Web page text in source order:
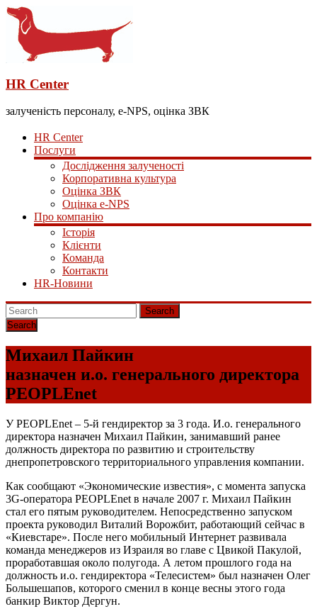
HR Center
залученість персоналу, e-NPS, оцінка ЗВК
HR Center
Послуги
Дослідження залученості
Корпоративна культура
Оцінка ЗВК
Оцінка e-NPS
Про компанію
Історія
Клієнти
Команда
Контакти
HR-Новини
Search
Михаил Пайкин
назначен и.о. генерального директора
PEOPLEnet
У PEOPLEnet – 5-й гендиректор за 3 года. И.о. генерального
директора назначен Михаил Пайкин, занимавший ранее
должность директора по развитию и строительству
днепропетровского территориального управления компании.
Как сообщают «Экономические известия», с момента запуска
3G-оператора PEOPLEnet в начале 2007 г. Михаил Пайкин
стал его пятым руководителем. Непосредственно запуском
проекта руководил Виталий Ворожбит, работающий сейчас в
«Киевстаре». После него мобильный Интернет развивала
команда менеджеров из Израиля во главе с Цвикой Пакулой,
проработавшая около полугода. А летом прошлого года на
должность и.о. гендиректора «Телесистем» был назначен Олег
Большешапов, которого сменил в конце весны этого года
банкир Виктор Дергун.